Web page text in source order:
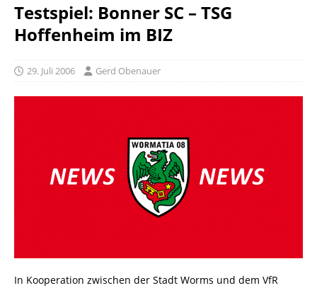
Testspiel: Bonner SC – TSG
Hoffenheim im BIZ
29. Juli 2006 Gerd Obenauer
In Kooperation zwischen der Stadt Worms und dem VfR